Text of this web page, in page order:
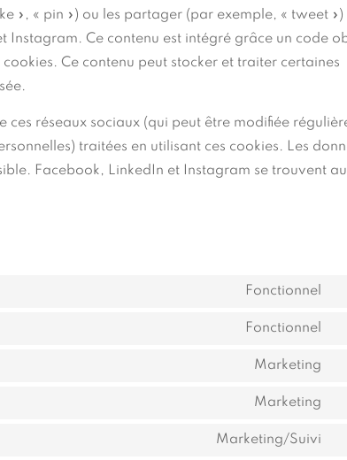
», « pin ») ou les partager (par exemple, « tweet »)
Instagram. Ce contenu est intégré grâce un code
Ce contenu peut stocker et traiter certaines
réseaux sociaux (qui peut être modifiée
traitées en utilisant ces cookies. Les
Facebook, LinkedIn et Instagram se trouvent
Fonctionnel
Fonctionnel
Marketing
Marketing
Marketing/Suivi